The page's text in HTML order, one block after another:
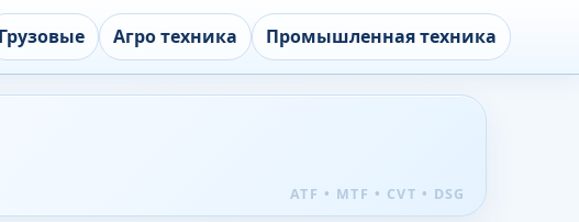
Грузовые Агро техника Промышленная техника